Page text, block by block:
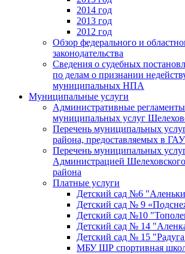
2014 год
2013 год
2012 год
Обзор федерального и
законодательства
Сведения о судебных
по делам о признании
муниципальных НПА
Муниципальные услуги
Административные
муниципальных услуг
Перечень муниципальных
района, предоставляемых в
Перечень муниципальных
Администрацией
района
Платные услуги
Детский сад №6
Детский сад № 9
Детский сад №10
Детский сад № 14
Детский сад № 15
МБУ ШР спортивная